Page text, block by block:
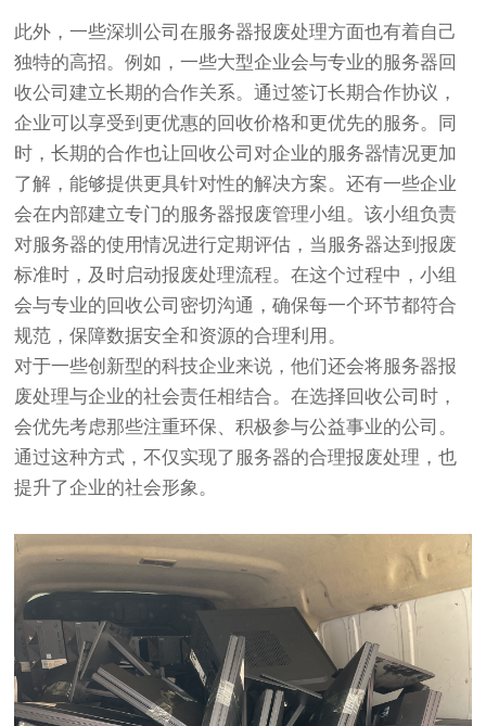
此外，一些深圳公司在服务器报废处理方面也有着自己
独特的高招。例如，一些大型企业会与专业的服务器回
收公司建立长期的合作关系。通过签订长期合作协议，
企业可以享受到更优惠的回收价格和更优先的服务。同
时，长期的合作也让回收公司对企业的服务器情况更加
了解，能够提供更具针对性的解决方案。还有一些企业
会在内部建立专门的服务器报废管理小组。该小组负责
对服务器的使用情况进行定期评估，当服务器达到报废
标准时，及时启动报废处理流程。在这个过程中，小组
会与专业的回收公司密切沟通，确保每一个环节都符合
规范，保障数据安全和资源的合理利用。
对于一些创新型的科技企业来说，他们还会将服务器报
废处理与企业的社会责任相结合。在选择回收公司时，
会优先考虑那些注重环保、积极参与公益事业的公司。
通过这种方式，不仅实现了服务器的合理报废处理，也
提升了企业的社会形象。